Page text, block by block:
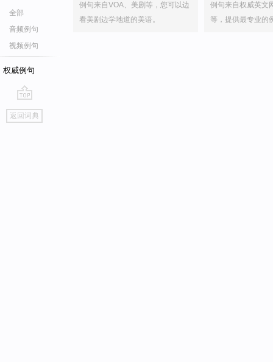
全部
音频例句
视频例句
权威例句
go
top
返回词典
例句来自VOA、美剧等，您可以边
看美剧边学地道的美语。
例句来自权威英文
等，提供最专业的